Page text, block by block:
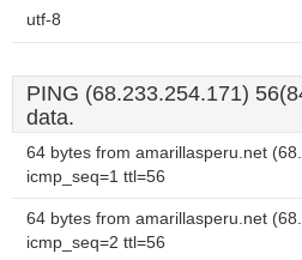
utf-8
PING (68.233.254.171)
data.
64 bytes from amarillasperu.net
icmp_seq=1 ttl=56
64 bytes from amarillasperu.net
icmp_seq=2 ttl=56